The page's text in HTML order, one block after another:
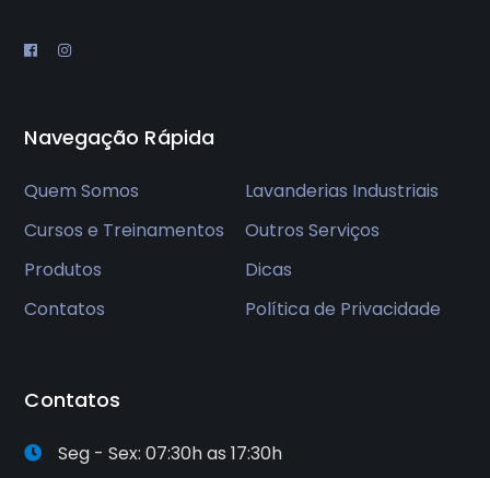
Navegação Rápida
Quem Somos
Lavanderias Industriais
Cursos e Treinamentos
Outros Serviços
Produtos
Dicas
Contatos
Política de Privacidade
Contatos
Seg - Sex: 07:30h as 17:30h